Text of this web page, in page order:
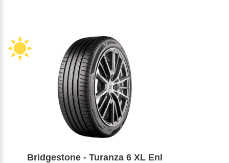
Bridgestone - Turanza 6 XL Enl